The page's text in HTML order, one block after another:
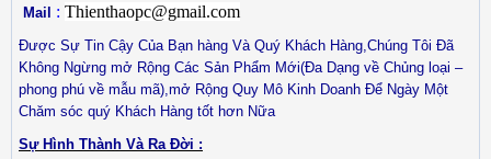
Mail : Thienthaopc@gmail.com
Được Sự Tin Cậy Của Bạn hàng Và Quý Khách Hàng,Chúng Tôi Đã
Không Ngừng mở Rộng Các Sản Phẩm Mới(Đa Dạng về Chủng loại –
phong phú về mẫu mã),mở Rộng Quy Mô Kinh Doanh Để Ngày Một
Chăm sóc quý Khách Hàng tốt hơn Nữa
Sự Hình Thành Và Ra Đời :